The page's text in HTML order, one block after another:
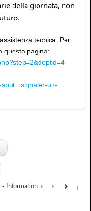
della giornata, non
tecnica. Per
questa pagina:
un-
- Information